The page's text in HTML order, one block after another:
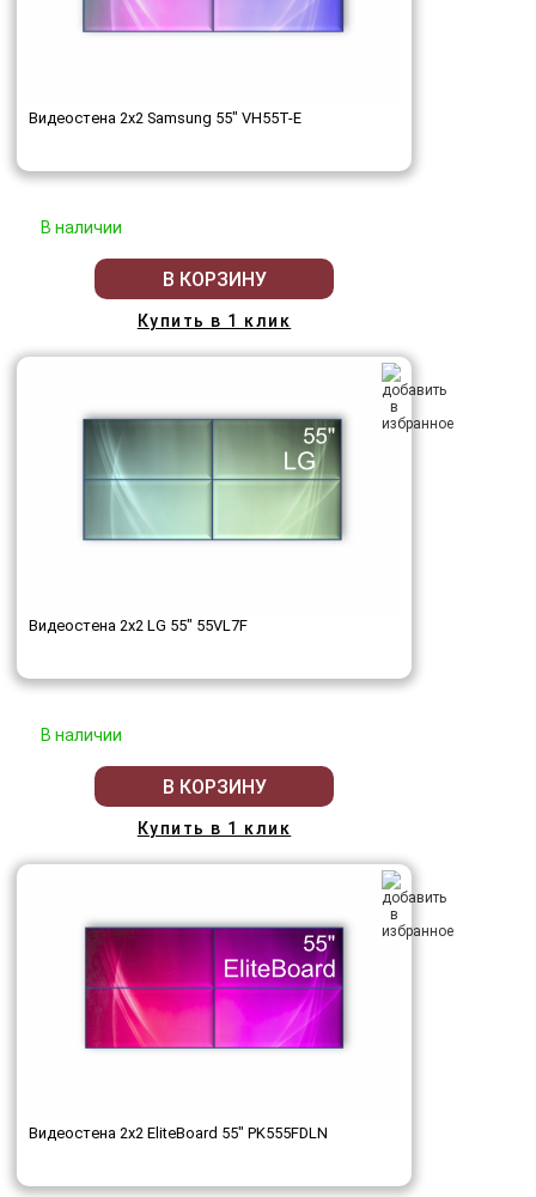
Видеостена 2x2 Samsung 55" VH55T-E
В наличии
В КОРЗИНУ
Купить в 1 клик
Видеостена 2x2 LG 55" 55VL7F
В наличии
В КОРЗИНУ
Купить в 1 клик
Видеостена 2x2 EliteBoard 55" PK555FDLN